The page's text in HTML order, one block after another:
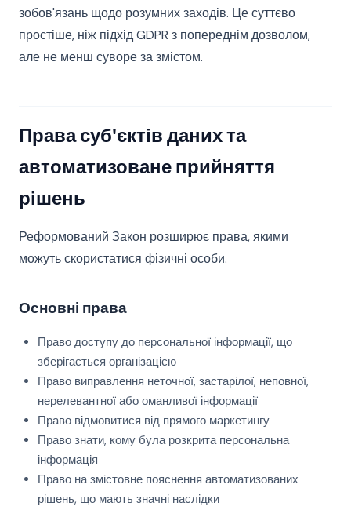
зобов'язань щодо розумних заходів. Це суттєво
простіше, ніж підхід GDPR з попереднім дозволом,
але не менш суворе за змістом.
Права суб'єктів даних та
автоматизоване прийняття
рішень
Реформований Закон розширює права, якими
можуть скористатися фізичні особи.
Основні права
Право доступу до персональної інформації, що
зберігається організацією
Право виправлення неточної, застарілої, неповної,
нерелевантної або оманливої інформації
Право відмовитися від прямого маркетингу
Право знати, кому була розкрита персональна
інформація
Право на змістовне пояснення автоматизованих
рішень, що мають значні наслідки